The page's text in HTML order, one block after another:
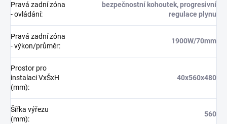
Pravá zadní zóna
- ovládání:
bezpečnostní kohoutek, progresivní
regulace plynu
Pravá zadní zóna
- výkon/průměr:
1900W/70mm
Prostor pro
instalaci VxŠxH
(mm):
40x560x480
Šířka výřezu
(mm):
560